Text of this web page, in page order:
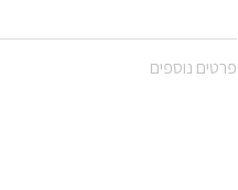
פרטים נוספים